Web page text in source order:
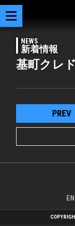
NEWS
新着情報
基町クレド
PREV
EN